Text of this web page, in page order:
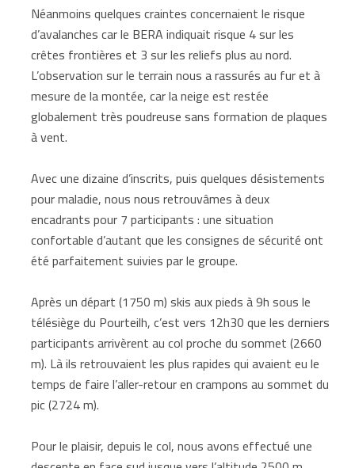
Néanmoins quelques craintes concernaient le risque
d’avalanches car le BERA indiquait risque 4 sur les
crêtes frontières et 3 sur les reliefs plus au nord.
L’observation sur le terrain nous a rassurés au fur et à
mesure de la montée, car la neige est restée
globalement très poudreuse sans formation de plaques
à vent.
Avec une dizaine d’inscrits, puis quelques désistements
pour maladie, nous nous retrouvâmes à deux
encadrants pour 7 participants : une situation
confortable d’autant que les consignes de sécurité ont
été parfaitement suivies par le groupe.
Après un départ (1750 m) skis aux pieds à 9h sous le
télésiège du Pourteilh, c’est vers 12h30 que les derniers
participants arrivèrent au col proche du sommet (2660
m). Là ils retrouvaient les plus rapides qui avaient eu le
temps de faire l’aller-retour en crampons au sommet du
pic (2724 m).
Pour le plaisir, depuis le col, nous avons effectué une